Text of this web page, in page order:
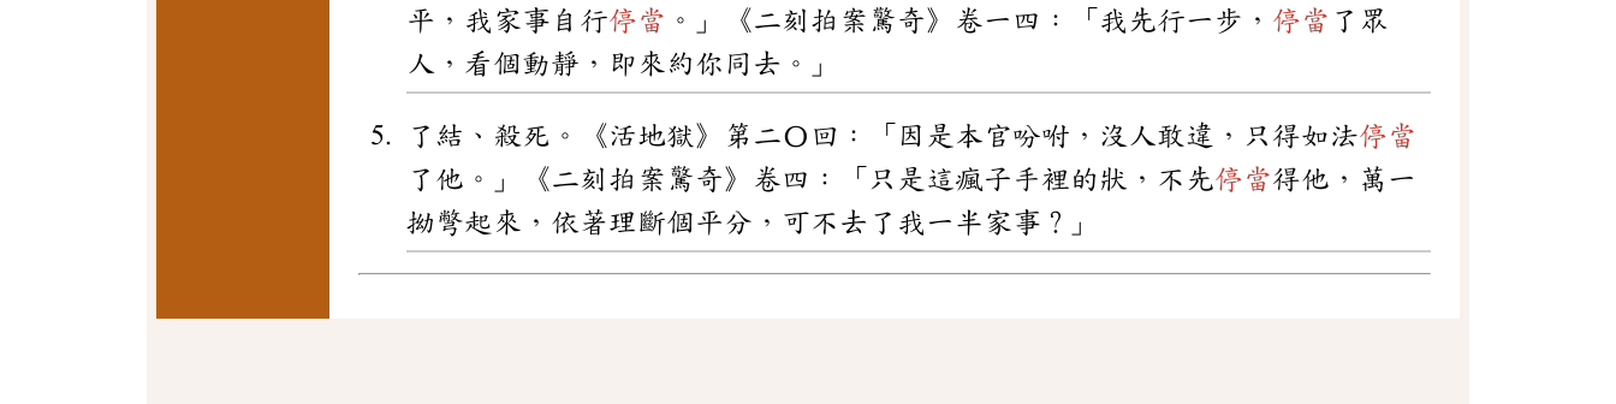
平，我家事自行停當 。」《二刻拍案驚奇》卷一四：「我先行一步， 停當 了眾
人，看個動靜，即來約你同去。」
了結、殺死。《活地獄》第二〇回：「因是本官吩咐，沒人敢違，只得如法停當
了他。」《二刻拍案驚奇》卷四：「只是這瘋子手裡的狀，不先停當得他，萬一
拗彆起來，依著理斷個平分，可不去了我一半家事？」